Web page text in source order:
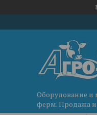
Оборудование и
ферм. Продажа